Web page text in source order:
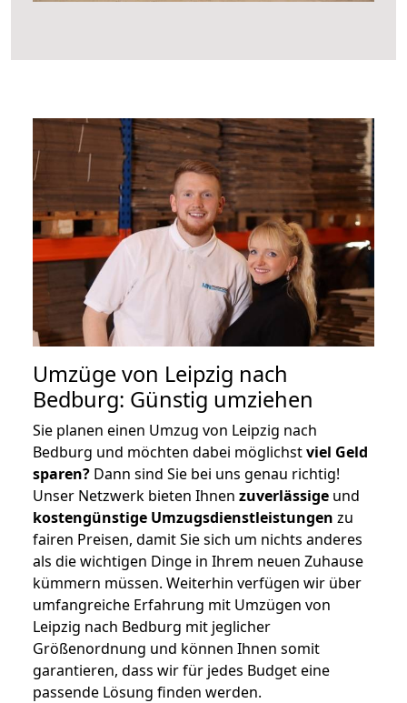
Umzüge von Leipzig nach
Bedburg: Günstig umziehen
Sie planen einen Umzug von Leipzig nach
Bedburg und möchten dabei möglichstviel Geld
sparen? Dann sind Sie bei uns genau richtig!
Unser Netzwerk bieten Ihnen zuverlässige und
kostengünstige Umzugsdienstleistungen zu
fairen Preisen, damit Sie sich um nichts anderes
als die wichtigen Dinge in Ihrem neuen Zuhause
kümmern müssen. Weiterhin verfügen wir über
umfangreiche Erfahrung mit Umzügen von
Leipzig nach Bedburg mit jeglicher
Größenordnung und können Ihnen somit
garantieren, dass wir für jedes Budget eine
passende Lösung finden werden.